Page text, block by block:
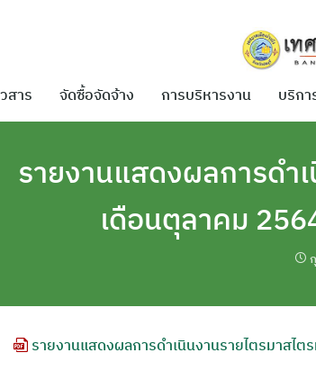
สาร จัดซื้อจัดจ้าง การบริหารงาน บริก
รายงานแสดงผลการดำ
เดือนตุลาคม
รายงานแสดงผลการดำเนินงานรายไตรมาสไต